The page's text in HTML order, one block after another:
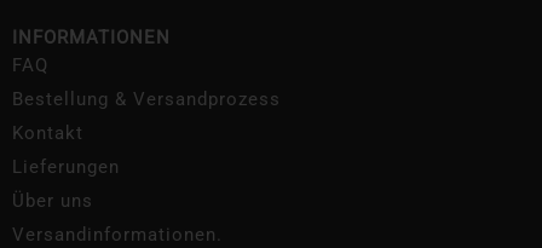
INFORMATIONEN
FAQ
Bestellung & Versandprozess
Kontakt
Lieferungen
Über uns
Versandinformationen.